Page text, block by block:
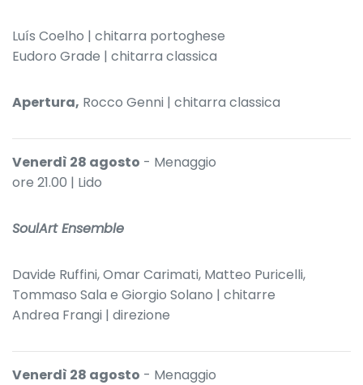
Luís Coelho | chitarra portoghese
Eudoro Grade | chitarra classica
Apertura, Rocco Genni | chitarra classica
Venerdì 28 agosto - Menaggio
ore 21.00 | Lido
SoulArt Ensemble
Davide Ruffini, Omar Carimati, Matteo Puricelli,
Tommaso Sala e Giorgio Solano | chitarre
Andrea Frangi | direzione
Venerdì 28 agosto - Menaggio